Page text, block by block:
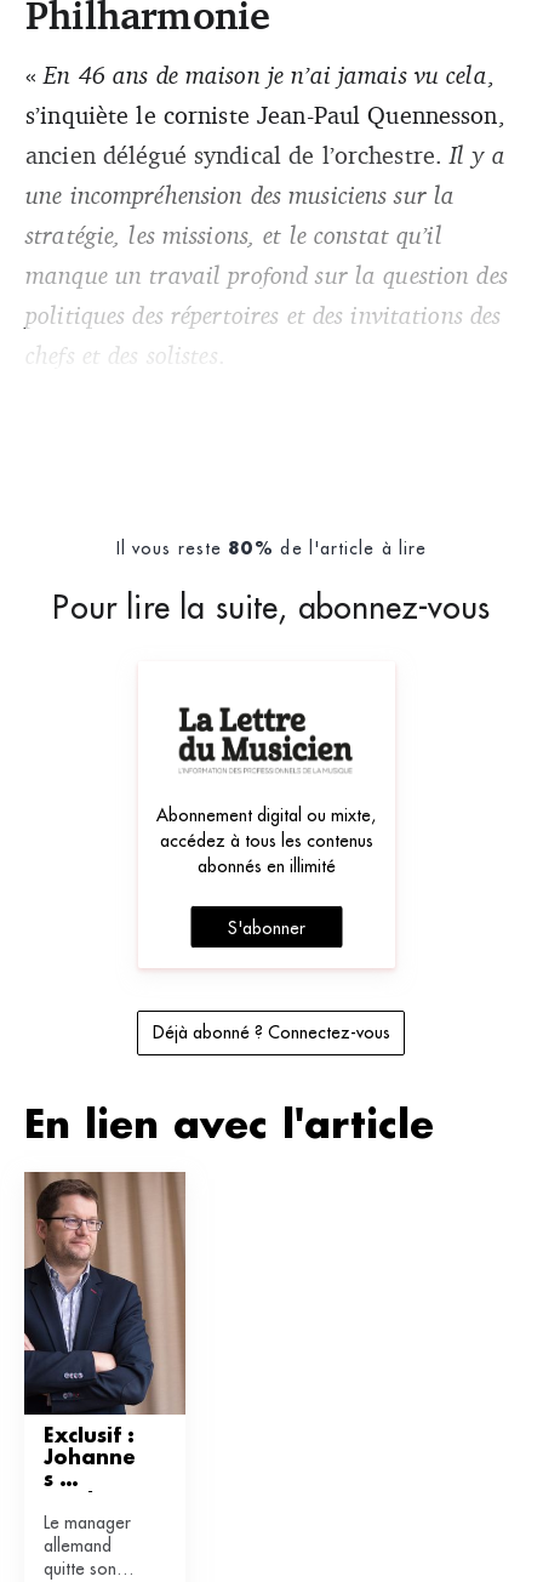
Philharmonie
«En 46 ans de maison je n’ai jamais vu cela,
s’inquiète le corniste Jean-Paul Quennesson,
ancien délégué syndical de l’orchestre.Il y a
une incompréhension des musiciens sur la
stratégie, les missions, et le constat qu’il
manque un travail profond sur la question des
politiques des répertoires et des invitations des
chefs et des solistes
Il vous reste 80% de l'article à lire
Pour lire la suite, abonnez-vous
Abonnement digital ou mixte,
accédez à tous les contenus
abonnés en illimité
S'abonner
Déjà abonné ? Connectez-vous
En lien avec l'article
Exclusif :
Johanne
s
nouveau
délégué
Le manager
allemand
quitte son